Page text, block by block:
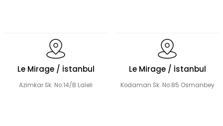
Le Mirage / İstanbul
Azimkar Sk. No:14/B Laleli
Le Mirage / İstanbul
Kodaman Sk. No:85 Osmanbey